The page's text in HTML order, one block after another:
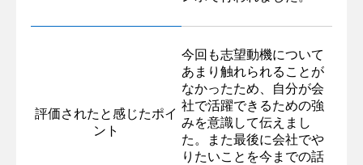
評価されたと感じたポイ
ント
今回も志望動機について
あまり触れられることが
なかったため、自分が会
社で活躍できるための強
みを意識して伝えまし
た。また最後に会社でや
りたいことを今までの話